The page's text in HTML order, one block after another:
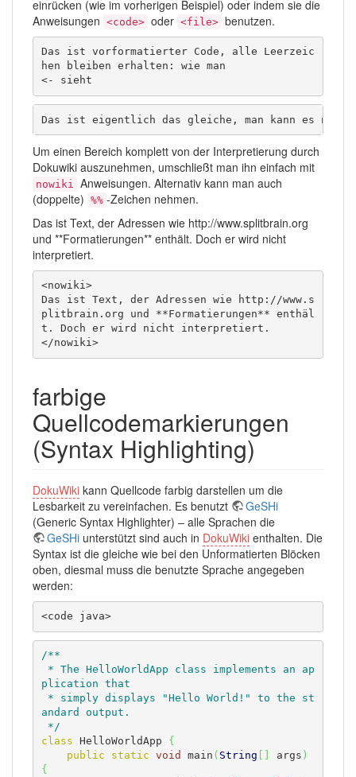
einrücken (wie im vorherigen Beispiel) oder indem sie die
Anweisungen <code> oder <file> benutzen.
Das ist vorformatierter Code, alle Leerzeic
hen bleiben erhalten: wie man
<- sieht
Das ist eigentlich das gleiche, man kann es
Um einen Bereich komplett von der Interpretierung durch
Dokuwiki auszunehmen, umschließt man ihn einfach mit
nowiki Anweisungen. Alternativ kann man auch
(doppelte) %% -Zeichen nehmen.
Das ist Text, der Adressen wie http://www.splitbrain.org
und **Formatierungen** enthält. Doch er wird nicht
interpretiert.
<nowiki>
Das ist Text, der Adressen wie http://www.s
plitbrain.org und **Formatierungen** enthäl
t. Doch er wird nicht interpretiert.
</nowiki>
farbige
Quellcodemarkierungen
(Syntax Highlighting)
DokuWiki kann Quellcode farbig darstellen um die
Lesbarkeit zu vereinfachen. Es benutzt
GeSHi
(Generic Syntax Highlighter) – alle Sprachen die
GeSHi unterstützt sind auch in DokuWiki enthalten. Die
Syntax ist die gleiche wie bei den Unformatierten Blöcken
oben, diesmal muss die benutzte Sprache angegeben
werden:
<code java>
/**
plication that
andard output.
*/
class HelloWorldApp {
public
static void main ( String args )
{